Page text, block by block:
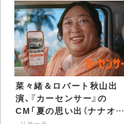
菜々緒＆ロバート秋山出
演、『カーセンサー』の
CM「夏の思い出（ナナオ／